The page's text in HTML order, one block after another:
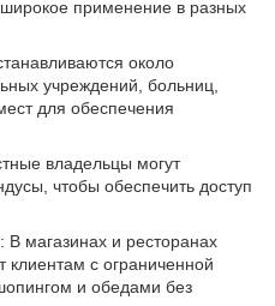
применение в разных
около
учреждений, больниц,
для обеспечения
владельцы могут
чтобы обеспечить доступ
магазинах и ресторанах
с ограниченной
и обедами без